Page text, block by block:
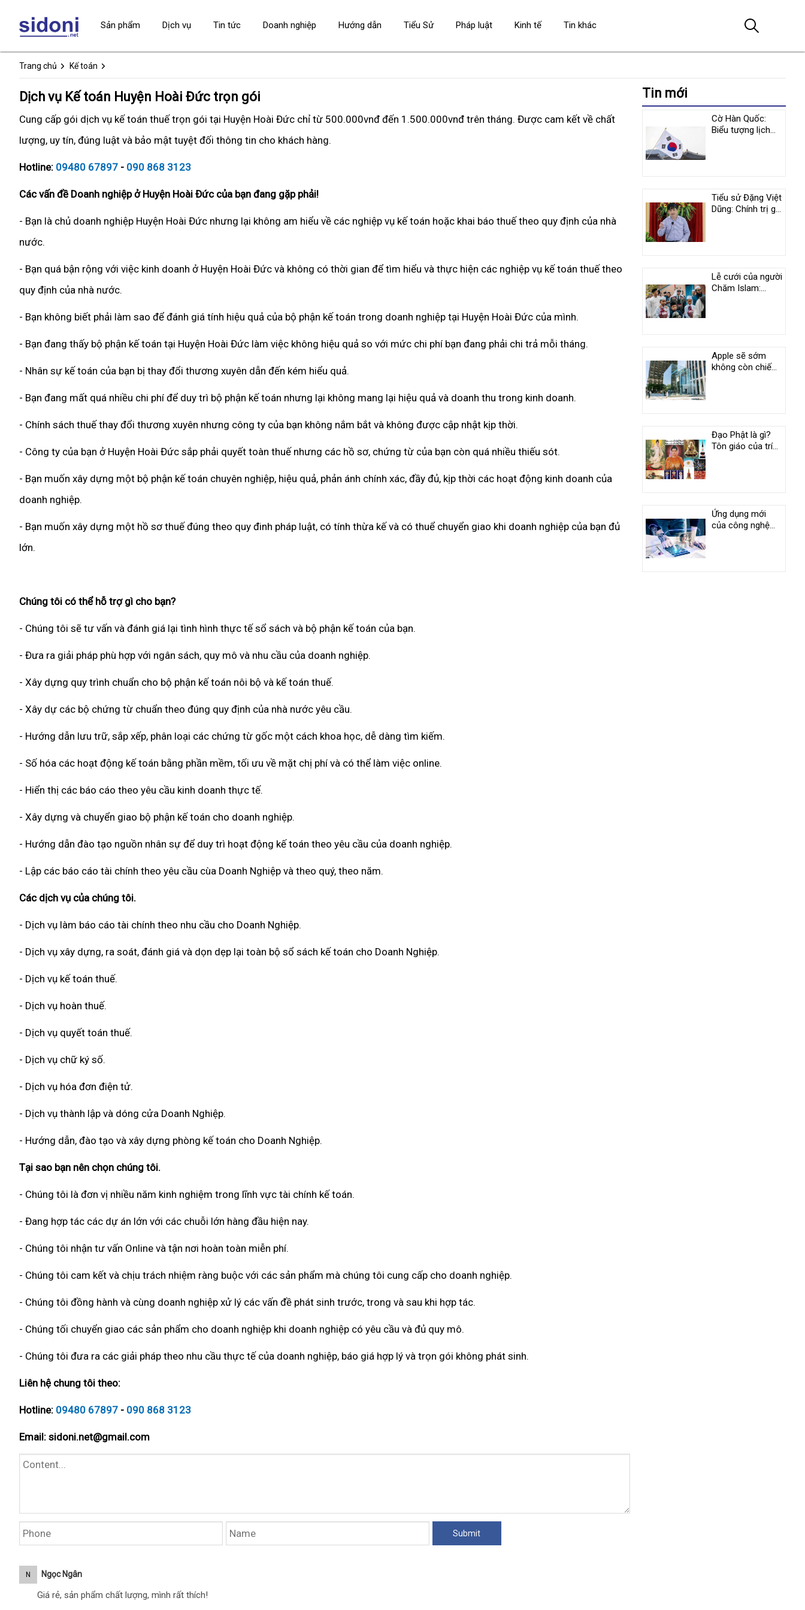
Trang chủ Kế toán
Dịch vụ Kế toán Huyện Hoài Đức trọn gói
Cung cấp gói dịch vụ kế toán thuế trọn gói tại Huyện Hoài Đức chỉ từ 500.000vnđ đến 1.500.000vnđ trên tháng. Được cam kết về chất
lượng, uy tín, đúng luật và bảo mật tuyệt đối thông tin cho khách hàng.
Hotline: 09480 67897 - 090 868 3123
Các vấn đề Doanh nghiệp ở Huyện Hoài Đức của bạn đang gặp phải!
- Bạn là chủ doanh nghiệp Huyện Hoài Đức nhưng lại không am hiểu về các nghiệp vụ kế toán hoặc khai báo thuế theo quy định của nhà
nước.
- Bạn quá bận rộng với việc kinh doanh ở Huyện Hoài Đức và không có thời gian để tìm hiểu và thực hiện các nghiệp vụ kế toán thuế theo
quy định của nhà nước.
- Bạn không biết phải làm sao để đánh giá tính hiệu quả của bộ phận kế toán trong doanh nghiệp tại Huyện Hoài Đức của mình.
- Bạn đang thấy bộ phận kế toán tại Huyện Hoài Đức làm việc không hiệu quả so với mức chi phí bạn đang phải chi trả mỗi tháng.
- Nhân sự kế toán của bạn bị thay đổi thương xuyên dẫn đến kém hiểu quả.
- Bạn đang mất quá nhiều chi phí để duy trì bộ phận kế toán nhưng lại không mang lại hiệu quả và doanh thu trong kinh doanh.
- Chính sách thuế thay đổi thương xuyên nhưng công ty của bạn không nắm bắt và không được cập nhật kịp thời.
- Công ty của bạn ở Huyện Hoài Đức sắp phải quyết toàn thuế nhưng các hồ sơ, chứng từ của bạn còn quá nhiều thiếu sót.
- Bạn muốn xây dựng một bộ phận kế toán chuyên nghiệp, hiệu quả, phản ánh chính xác, đầy đủ, kịp thời các hoạt động kinh doanh của
doanh nghiệp.
- Bạn muốn xây dựng một hồ sơ thuế đúng theo quy đinh pháp luật, có tính thừa kế và có thuể chuyển giao khi doanh nghiệp của bạn đủ
lớn.
Chúng tôi có thể hỗ trợ gì cho bạn?
- Chúng tôi sẽ tư vấn và đánh giá lại tình hình thực tế sổ sách và bộ phận kế toán của bạn.
- Đưa ra giải pháp phù hợp với ngân sách, quy mô và nhu cầu của doanh nghiệp.
- Xây dựng quy trình chuẩn cho bộ phận kế toán nôi bộ và kế toán thuế.
- Xây dự các bộ chứng từ chuẩn theo đúng quy định của nhà nước yêu cầu.
- Hướng dẫn lưu trữ, sắp xếp, phân loại các chứng từ gốc một cách khoa học, dễ dàng tìm kiếm.
- Số hóa các hoạt động kế toán bằng phần mềm, tối ưu về mặt chị phí và có thể làm việc online.
- Hiển thị các báo cáo theo yêu cầu kinh doanh thực tế.
- Xây dựng và chuyển giao bộ phận kế toán cho doanh nghiệp.
- Hướng dẫn đào tạo nguồn nhân sự để duy trì hoạt động kế toán theo yêu cầu của doanh nghiệp.
- Lập các báo cáo tài chính theo yêu cầu cùa Doanh Nghiệp và theo quý, theo năm.
Các dịch vụ của chúng tôi.
- Dịch vụ làm báo cáo tài chính theo nhu cầu cho Doanh Nghiệp.
- Dịch vụ xây dựng, ra soát, đánh giá và dọn dẹp lại toàn bộ sổ sách kế toán cho Doanh Nghiệp.
- Dịch vụ kế toán thuế.
- Dịch vụ hoàn thuế.
- Dịch vụ quyết toán thuế.
- Dịch vụ chữ ký số.
- Dịch vụ hóa đơn điện tử.
- Dịch vụ thành lập và dóng cửa Doanh Nghiệp.
- Hướng dẫn, đào tạo và xây dựng phòng kế toán cho Doanh Nghiệp.
Tại sao bạn nên chọn chúng tôi.
- Chúng tôi là đơn vị nhiều năm kinh nghiệm trong lĩnh vực tài chính kế toán.
- Đang hợp tác các dự án lớn với các chuỗi lớn hàng đầu hiện nay.
- Chúng tôi nhận tư vấn Online và tận nơi hoàn toàn miễn phí.
- Chúng tôi cam kết và chịu trách nhiệm ràng buộc với các sản phẩm mà chúng tôi cung cấp cho doanh nghiệp.
- Chúng tôi đồng hành và cùng doanh nghiệp xử lý các vấn đề phát sinh trước, trong và sau khi hợp tác.
- Chúng tối chuyển giao các sản phẩm cho doanh nghiệp khi doanh nghiệp có yêu cầu và đủ quy mô.
- Chúng tôi đưa ra các giải pháp theo nhu cầu thực tế của doanh nghiệp, báo giá hợp lý và trọn gói không phát sinh.
Liên hệ chung tôi theo:
Hotline: 09480 67897 - 090 868 3123
Email: sidoni.net@gmail.com
N Ngọc Ngân
Giá rẻ, sản phẩm chất lượng, mình rất thích!
Tin mới
Cờ Hàn Quốc:
Biểu tượng lịch
Tiểu sử Đặng Việt
Dũng: Chính trị gia
Lễ cưới của người
Chăm Islam:
Apple sẽ sớm
không còn chiếm
Đạo Phật là gì?
Tôn giáo của trí
Ứng dụng mới
của công nghệ
Sản phẩm Dịch vụ Tin tức Doanh nghiệp Hướng dẫn Tiểu Sử Pháp luật Kinh tế Tin khác